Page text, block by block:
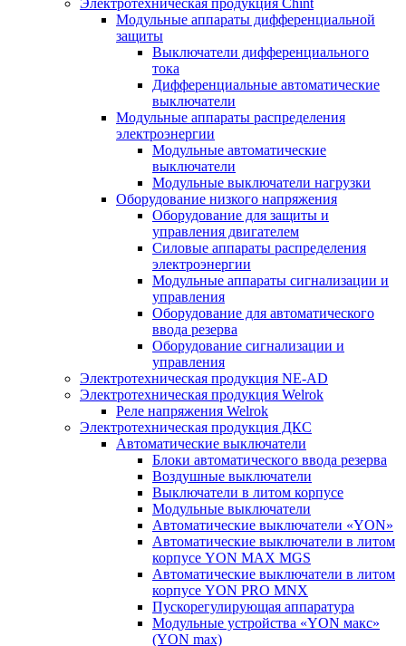
Модульные аппараты дифференциальной
защиты
Выключатели дифференциального
тока
Дифференциальные автоматические
выключатели
Модульные аппараты распределения
электроэнергии
Модульные автоматические
выключатели
Модульные выключатели нагрузки
Оборудование низкого напряжения
Оборудование для защиты и
управления двигателем
Силовые аппараты распределения
электроэнергии
Модульные аппараты сигнализации и
управления
Оборудование для автоматического
ввода резерва
Оборудование сигнализации и
управления
Электротехническая продукция NE-AD
Электротехническая продукция Welrok
Реле напряжения Welrok
Электротехническая продукция ДКС
Автоматические выключатели
Блоки автоматического ввода резерва
Воздушные выключатели
Выключатели в литом корпусе
Модульные выключатели
Автоматические выключатели «YON»
Автоматические выключатели в литом
корпусе YON MAX MGS
Автоматические выключатели в литом
корпусе YON PRO MNX
Пускорегулирующая аппаратура
Модульные устройства «YON макс»
(YON max)